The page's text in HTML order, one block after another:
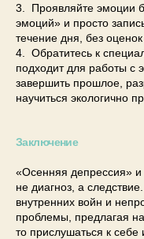
3. Проявляйте эмоции
эмоций» и просто
течение дня, без
4. Обратитесь к
подходит для работы с
завершить прошлое,
научиться экологично
Заключение
«Осенняя депрессия» и
не диагноз, а
внутренних войн и
проблемы, предлагая
то прислушаться к